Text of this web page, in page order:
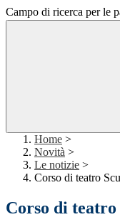
Campo di ricerca per le
Home >
Novità >
Le notizie >
Corso di teatro
Corso di teatro